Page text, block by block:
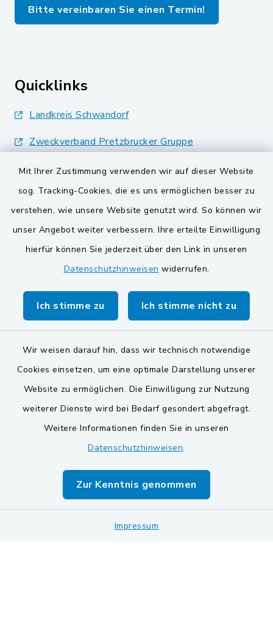
Mit Ihrer Zustimmung verwenden wir auf dieser Website
sog. Tracking-Cookies, die es uns ermöglichen besser zu
verstehen, wie unsere Website genutzt wird. So können wir
unser Angebot weiter verbessern. Ihre erteilte Einwilligung
hierfür können Sie jederzeit über den Link in unseren
Datenschutzhinweisen widerrufen.
Ich stimme zu Ich stimme nicht zu
Wir weisen darauf hin, dass wir technisch notwendige
Cookies einsetzen, um eine optimale Darstellung unserer
Website zu ermöglichen. Die Einwilligung zur Nutzung
weiterer Dienste wird bei Bedarf gesondert abgefragt.
Weitere Informationen finden Sie in unseren
Datenschutzhinweisen.
Zur Kenntnis genommen
Impressum
Bitte vereinbaren Sie einen Termin!
Quicklinks
Landkreis Schwandorf
Zweckverband Pretzbrucker Gruppe
BayernPortal
Gemeinden der
Verwaltungsgemeinschaft
Gemeinde Schwarzach bei Nabburg
Markt Schwarzenfeld
Gemeinde Stulln
Barrierefreiheit
Impressum
Sitemap